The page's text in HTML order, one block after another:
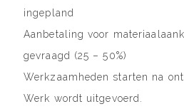
ingepland
Aanbetaling voor
gevraagd (25 – 50%)
Werkzaamheden starten na
Werk wordt uitgevoerd.